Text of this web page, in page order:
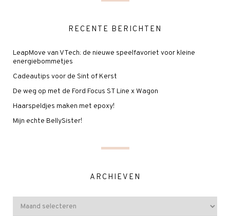
RECENTE BERICHTEN
LeapMove van VTech: de nieuwe speelfavoriet voor kleine
energiebommetjes
Cadeautips voor de Sint of Kerst
De weg op met de Ford Focus ST Line x Wagon
Haarspeldjes maken met epoxy!
Mijn echte BellySister!
ARCHIEVEN